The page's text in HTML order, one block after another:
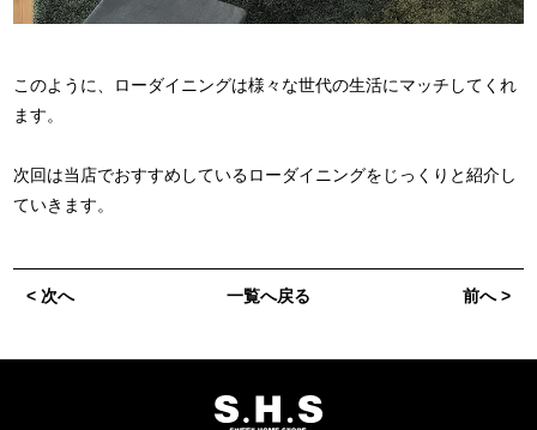
このように、ローダイニングは様々な世代の生活にマッチしてくれ
ます。
次回は当店でおすすめしているローダイニングをじっくりと紹介し
ていきます。
< 次へ 前へ >
一覧へ戻る